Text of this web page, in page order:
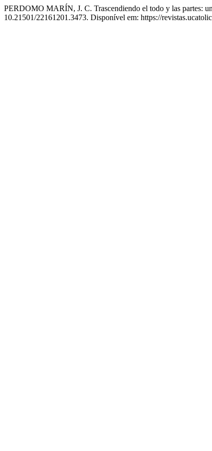
PERDOMO MARÍN, J. C. Trascendiendo el todo y las partes:
10.21501/22161201.3473. Disponível em: https://